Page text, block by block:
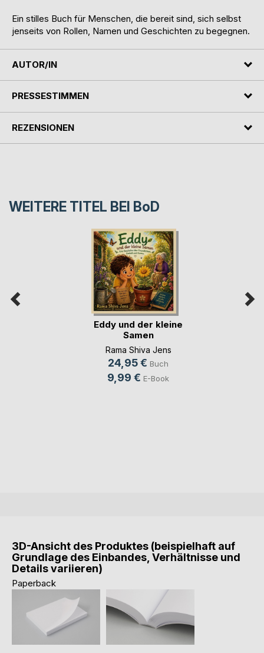
Ein stilles Buch für Menschen, die bereit sind, sich selbst
jenseits von Rollen, Namen und Geschichten zu begegnen.
AUTOR/IN
PRESSESTIMMEN
REZENSIONEN
WEITERE TITEL BEI BoD
Eddy und der kleine
Samen
Rama Shiva Jens
24,95 € Buch
9,99 € E-Book
3D-Ansicht des Produktes (beispielhaft auf
Grundlage des Einbandes, Verhältnisse und
Details variieren)
Paperback